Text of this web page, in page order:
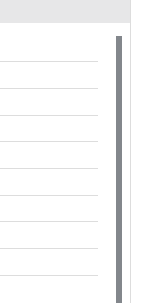
магазина
магазинах-